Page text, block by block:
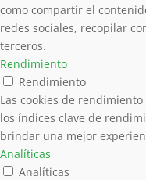
como compartir el
redes sociales, recopilar
terceros.
Rendimiento
Rendimiento
Las cookies de
los índices clave de
brindar una mejor
Analíticas
Analíticas